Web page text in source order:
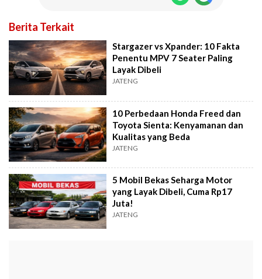
Berita Terkait
Stargazer vs Xpander: 10 Fakta
Penentu MPV 7 Seater Paling
Layak Dibeli
JATENG
10 Perbedaan Honda Freed dan
Toyota Sienta: Kenyamanan dan
Kualitas yang Beda
JATENG
5 Mobil Bekas Seharga Motor
yang Layak Dibeli, Cuma Rp17
Juta!
JATENG